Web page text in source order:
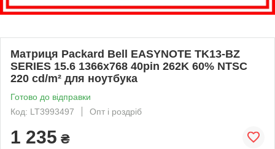
Матриця Packard Bell EASYNOTE TK13-BZ
SERIES 15.6 1366x768 40pin 262K 60% NTSC
220 cd/m² для ноутбука
Готово до відправки
Код: LT3993497
Опт і роздріб
1 235 ₴